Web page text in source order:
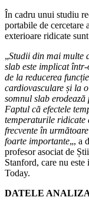
În cadru unui studiu
portabile de cercetare
exterioare ridicate
„Studii din mai multe
slab este implicat într-
de la reducerea
cardiovasculare și la
somnul slab
Faptul că efectele
temperaturile ridicate
frecvente în
foarte importante„, a
profesor asociat de
Stanford, care nu
Today.
DATELE